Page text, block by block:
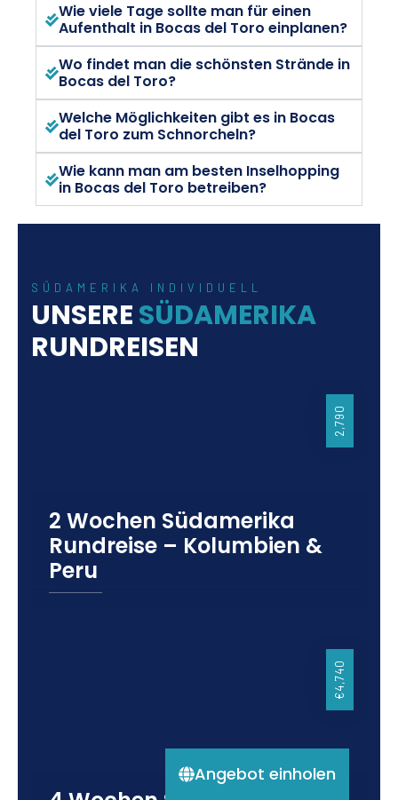
Wie viele Tage sollte man für einen
Aufenthalt in Bocas del Toro einplanen?
Wo findet man die schönsten Strände in
Bocas del Toro?
Welche Möglichkeiten gibt es in Bocas
del Toro zum Schnorcheln?
Wie kann man am besten Inselhopping
in Bocas del Toro betreiben?
SÜDAMERIKA INDIVIDUELL
UNSERESÜDAMERIKA
RUNDREISEN
2,790
2 Wochen Südamerika
Rundreise – Kolumbien &
Peru
€4,740
Angebot einholen